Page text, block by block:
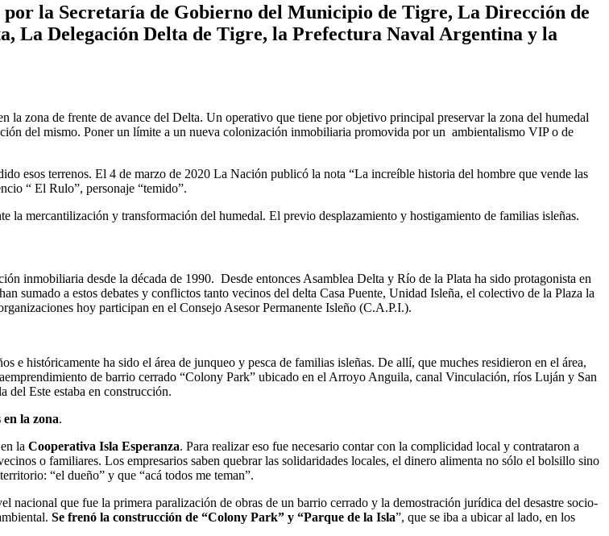
la Secretaría de Gobierno del Municipio de Tigre, La Dirección de
La Delegación Delta de Tigre, la Prefectura Naval Argentina y la
la zona de frente de avance del Delta. Un operativo que tiene por objetivo principal preservar la zona del humedal
del mismo. Poner un límite a un nueva colonización inmobiliaria promovida por un ambientalismo VIP o de
esos terrenos. El 4 de marzo de 2020 La Nación publicó la nota “La increíble historia del hombre que vende las
“ El Rulo”, personaje “temido”.
la mercantilización y transformación del humedal. El previo desplazamiento y hostigamiento de familias isleñas.
inmobiliaria desde la década de 1990. Desde entonces Asamblea Delta y Río de la Plata ha sido protagonista en
sumado a estos debates y conflictos tanto vecinos del delta Casa Puente, Unidad Isleña, el colectivo de la Plaza la
hoy participan en el Consejo Asesor Permanente Isleño (C.A.P.I.).
e históricamente ha sido el área de junqueo y pesca de familias isleñas. De allí, que muches residieron en el área,
de barrio cerrado “Colony Park” ubicado en el Arroyo Anguila, canal Vinculación, ríos Luján y San
del Este estaba en construcción.
la zona.
la Cooperativa Isla Esperanza. Para realizar eso fue necesario contar con la complicidad local y contrataron a
o familiares. Los empresarios saben quebrar las solidaridades locales, el dinero alimenta no sólo el bolsillo sino
“el dueño” y que “acá todos me teman”.
nacional que fue la primera paralización de obras de un barrio cerrado y la demostración jurídica del desastre socio-
Se frenó la construcción de “Colony Park” y “Parque de la Isla”, que se iba a ubicar al lado, en los